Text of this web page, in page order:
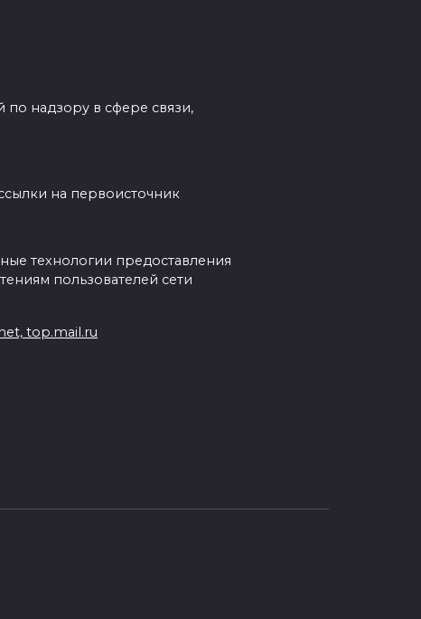
надзору в сфере связи,
на первоисточник
технологии предоставления
пользователей сети
top.mail.ru